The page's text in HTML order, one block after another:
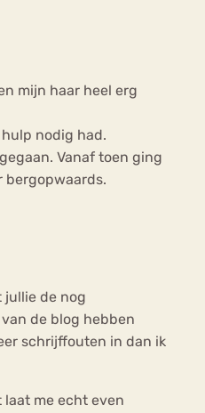
mijn haar heel erg
nodig had.
Vanaf toen ging
bergopwaards.
jullie de nog
de blog hebben
schrijffouten in dan ik
laat me echt even